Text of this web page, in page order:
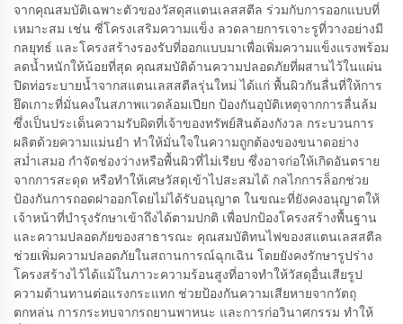
จากคุณสมบัติเฉพาะตัวของวัสดุสแตนเลสสตีล ร่วมกับการออกแบบที่
เหมาะสม เช่น ซี่โครงเสริมความแข็ง ลวดลายการเจาะรูที่วางอย่างมี
กลยุทธ์ และโครงสร้างรองรับที่ออกแบบมาเพื่อเพิ่มความแข็งแรงพร้อม
ลดน้ำหนักให้น้อยที่สุด คุณสมบัติด้านความปลอดภัยที่ผสานไว้ในแผ่น
ปิดท่อระบายน้ำจากสแตนเลสสตีลรุ่นใหม่ ได้แก่ พื้นผิวกันลื่นที่ให้การ
ยึดเกาะที่มั่นคงในสภาพแวดล้อมเปียก ป้องกันอุบัติเหตุจากการลื่นล้ม
ซึ่งเป็นประเด็นความรับผิดที่เจ้าของทรัพย์สินต้องกังวล กระบวนการ
ผลิตด้วยความแม่นยำ ทำให้มั่นใจในความถูกต้องของขนาดอย่าง
สม่ำเสมอ กำจัดช่องว่างหรือพื้นผิวที่ไม่เรียบ ซึ่งอาจก่อให้เกิดอันตราย
จากการสะดุด หรือทำให้เศษวัสดุเข้าไปสะสมได้ กลไกการล็อกช่วย
ป้องกันการถอดฝาออกโดยไม่ได้รับอนุญาต ในขณะที่ยังคงอนุญาตให้
เจ้าหน้าที่บำรุงรักษาเข้าถึงได้ตามปกติ เพื่อปกป้องโครงสร้างพื้นฐาน
และความปลอดภัยของสาธารณะ คุณสมบัติทนไฟของสแตนเลสสตีล
ช่วยเพิ่มความปลอดภัยในสถานการณ์ฉุกเฉิน โดยยังคงรักษารูปร่าง
โครงสร้างไว้ได้แม้ในภาวะความร้อนสูงที่อาจทำให้วัสดุอื่นเสียรูป
ความต้านทานต่อแรงกระแทก ช่วยป้องกันความเสียหายจากวัตถุ
ตกหล่น การกระทบจากรถยานพาหนะ และการก่อวินาศกรรม ทำให้